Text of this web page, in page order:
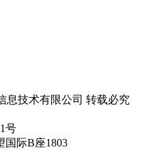
息技术有限公司 转载必究
号
国际B座1803